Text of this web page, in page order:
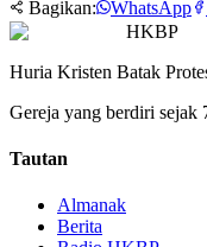
Bagikan:
WhatsApp
HKBP
Huria Kristen Batak
Gereja yang berdiri sejak
Tautan
Almanak
Berita